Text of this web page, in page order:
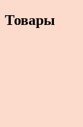
Товары